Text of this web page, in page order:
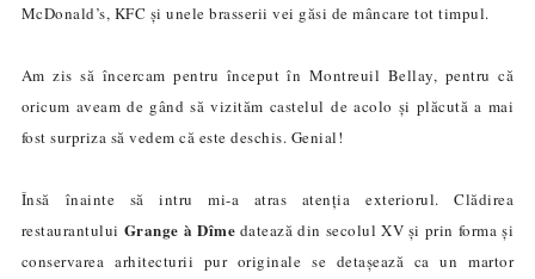
McDonald’s, KFC și unele brasserii vei găsi de mâncare tot timpul.
Am zis să încercam pentru început în Montreuil Bellay, pentru că
oricum aveam de gând să vizităm castelul de acolo și plăcută a mai
fost surpriza să vedem că este deschis. Genial!
Însă înainte să intru mi-a atras atenția exteriorul. Clădirea
restaurantului Grange à Dîme datează din secolul XV și prin forma și
conservarea arhitecturii pur originale se detașează ca un martor